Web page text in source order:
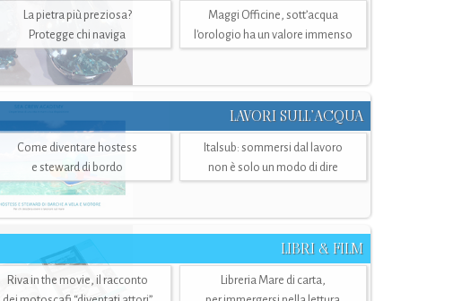
La pietra più preziosa?
Protegge chi naviga
Maggi Officine, sott’acqua
l'orologio ha un valore immenso
LAVORI SULL’ACQUA
Come diventare hostess
e steward di bordo
Italsub: sommersi dal lavoro
non è solo un modo di dire
LIBRI & FILM
Riva in the movie, il racconto
Libreria Mare di carta,